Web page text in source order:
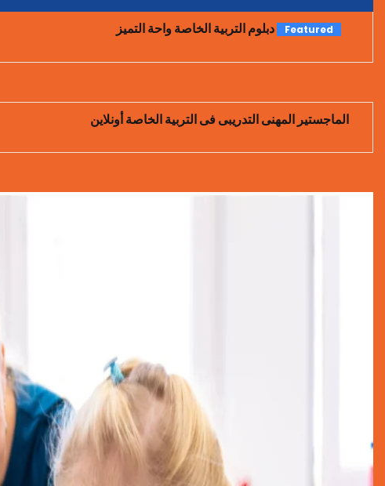
Featured دبلوم التربية الخاصة واحة التميز
الماجستير المهنى التدريبى فى التربية الخاصة أونلاين